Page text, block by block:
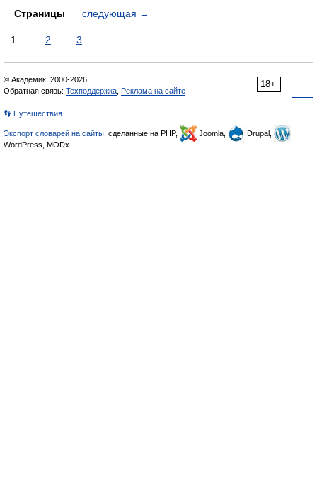
Страницы следующая →
1 2 3
18+
© Академик, 2000-2026
Обратная связь: Техподдержка Реклама на сайте
👣 Путешествия
Экспорт словарей на сайты , сделанные на PHP, Joomla,
Drupal,
WordPress, MODx.